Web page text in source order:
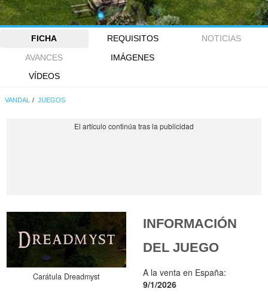
FICHA REQUISITOS
NOTICIAS
AVANCES
IMÁGENES
VÍDEOS
VANDAL JUEGOS
Carátula Dreadmyst
INFORMACIÓN
DEL JUEGO
A la venta en España:
9/1/2026